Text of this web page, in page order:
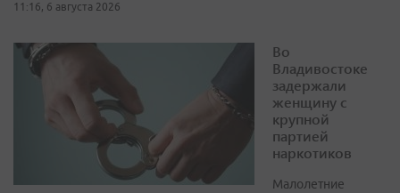
11:16, 6 августа 2026
Во
Владивостоке
задержали
женщину с
крупной
партией
наркотиков
Малолетние